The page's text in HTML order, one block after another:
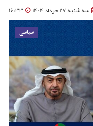
سه شنبه 27 خرداد 1404 16:33
سیاسی